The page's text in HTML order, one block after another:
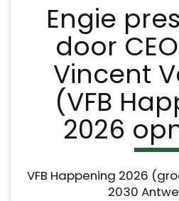
Engie
door
Vincent
(VFB
2026
VFB Happening 2026
2030